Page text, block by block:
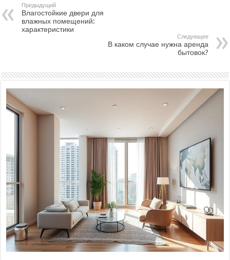
Предыдущий
Влагостойкие двери для
влажных помещений:
характеристики
Следующее
В каком случае нужна аренда
бытовок?